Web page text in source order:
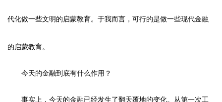
代化做一些文明的启蒙教育。于我而言，可行的是做一些现代金融
的启蒙教育。
今天的金融到底有什么作用？
事实上，今天的金融已经发生了翻天覆地的变化。从第一次工